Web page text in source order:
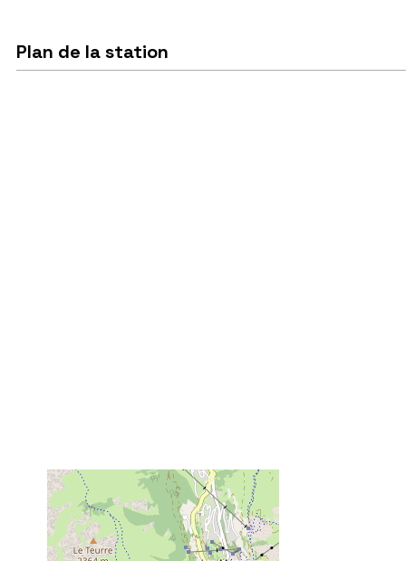
Plan de la station